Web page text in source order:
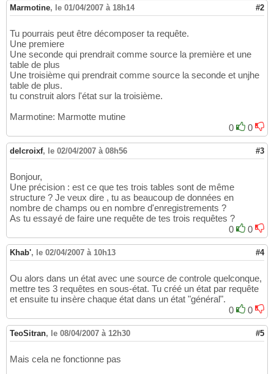
Marmotine, le 01/04/2007 à 18h14 #2
Tu pourrais peut être décomposer ta requête.
Une premiere
Une seconde qui prendrait comme source la première et une
table de plus
Une troisième qui prendrait comme source la seconde et unjhe
table de plus.
tu construit alors l'état sur la troisième.
Marmotine: Marmotte mutine
0
0
delcroixf, le 02/04/2007 à 08h56 #3
Bonjour,
Une précision : est ce que tes trois tables sont de même
structure ? Je veux dire , tu as beaucoup de données en
nombre de champs ou en nombre d'enregistrements ?
As tu essayé de faire une requête de tes trois requêtes ?
0
0
Khab', le 02/04/2007 à 10h13 #4
Ou alors dans un état avec une source de controle quelconque,
mettre tes 3 requêtes en sous-état. Tu créé un état par requête
et ensuite tu insère chaque état dans un état "général".
0
0
TeoSitran, le 08/04/2007 à 12h30 #5
Mais cela ne fonctionne pas